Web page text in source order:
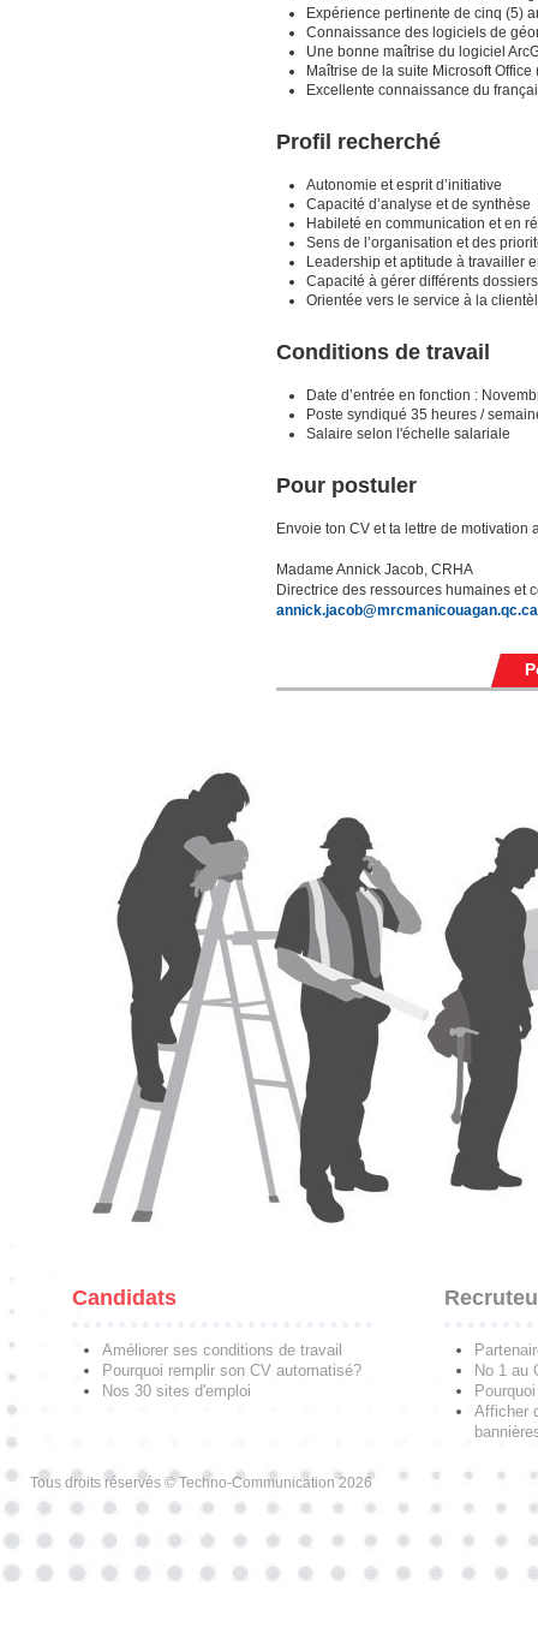
Expérience pertinente de cinq (5)
Connaissance des logiciels de
Une bonne maîtrise du logiciel
Maîtrise de la suite Microsoft
Excellente connaissance du
Profil recherché
Autonomie et esprit d’initiative
Capacité d’analyse et de synthèse
Habileté en communication et en
Sens de l’organisation et des
Leadership et aptitude à travailler
Capacité à gérer différents
Orientée vers le service à la
Conditions de travail
Date d’entrée en fonction :
Poste syndiqué 35 heures /
Salaire selon l'échelle salariale
Pour postuler
Envoie ton CV et ta lettre de motivation
Madame Annick Jacob, CRHA
Directrice des ressources humaines et
annick.jacob@mrcmanicouagan.qc.ca
Candidats
Améliorer ses conditions de travail
Pourquoi remplir son CV automatisé?
Nos 30 sites d'emploi
No 1 au
Afficher
Tous droits réservés © Techno-Communication 2026